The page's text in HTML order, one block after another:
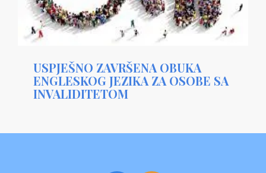
USPJEŠNO ZAVRŠENA OBUKA
ENGLESKOG JEZIKA ZA OSOBE SA
INVALIDITETOM